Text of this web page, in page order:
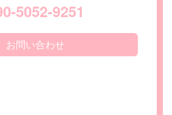
5052-9251
お問い合わせ